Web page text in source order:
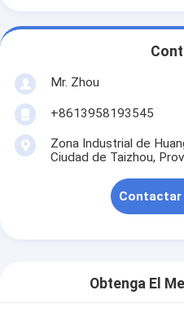
Mr. Zhou
+8613958193545
Zona Industrial de
Ciudad de Taizhou,
Contactar
Obtenga El